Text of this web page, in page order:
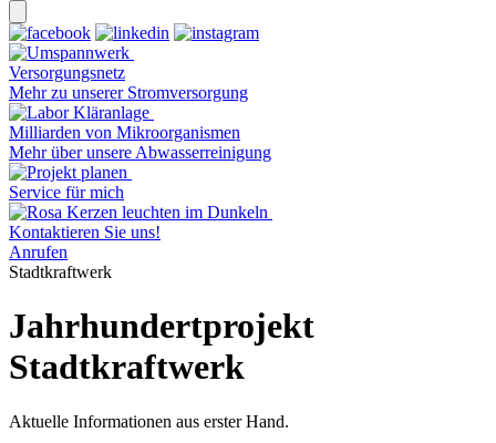
Versorgungsnetz
Mehr zu unserer Stromversorgung
Milliarden von Mikroorganismen
Mehr über unsere Abwasserreinigung
Service für mich
Kontaktieren Sie uns!
Anrufen
Stadtkraftwerk
Jahrhundertprojekt
Stadtkraftwerk
Aktuelle Informationen aus erster Hand.